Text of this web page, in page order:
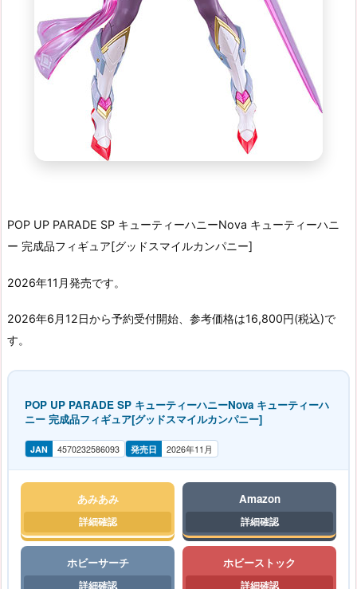
POP UP PARADE SP キューティーハニーNova キューティーハニ
ー 完成品フィギュア[グッドスマイルカンパニー]
2026年11月発売です。
2026年6月12日から予約受付開始、参考価格は16,800円(税込)で
す。
POP UP PARADE SP キューティーハニーNova キューティーハ
ニー 完成品フィギュア[グッドスマイルカンパニー]
JAN 4570232586093 発売日 2026年11月
あみあみ Amazon
ホビーサーチ ホビーストック